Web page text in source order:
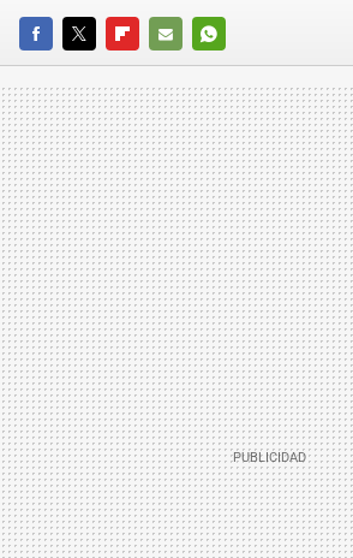
FACEBOOKTWITTERFLIPBOARD
E-
MAIL
WHATSAPP